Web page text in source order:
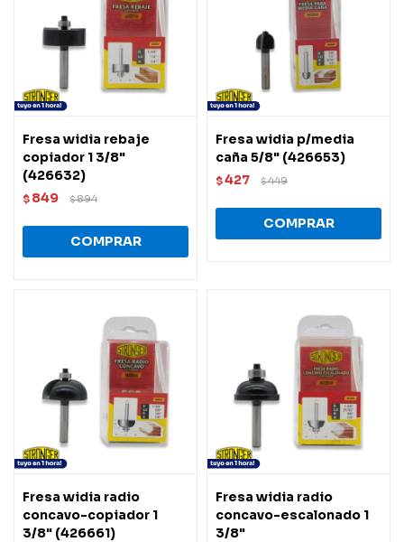
Fresa widia rebaje
copiador 1 3/8"
(426632)
$ 849 $894
Fresa widia p/media
caña 5/8" (426653)
$427 $449
Fresa widia radio
concavo-copiador 1
3/8" (426661)
Fresa widia radio
concavo-escalonado 1
3/8"